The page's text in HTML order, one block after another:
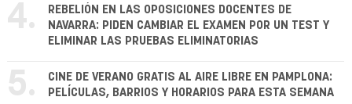
4.
REBELIÓN EN LAS OPOSICIONES DOCENTES DE
NAVARRA: PIDEN CAMBIAR EL EXAMEN POR UN TEST Y
ELIMINAR LAS PRUEBAS ELIMINATORIAS
5.
CINE DE VERANO GRATIS AL AIRE LIBRE EN PAMPLONA:
PELÍCULAS, BARRIOS Y HORARIOS PARA ESTA SEMANA